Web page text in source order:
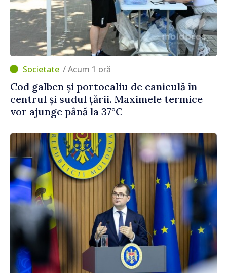
/ Acum 1 oră
Cod galben și portocaliu de caniculă în
centrul și sudul țării. Maximele termice
vor ajunge până la 37°C